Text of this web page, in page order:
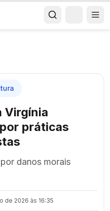
Virgínia
práticas
danos morais
de 2026 às 16:35